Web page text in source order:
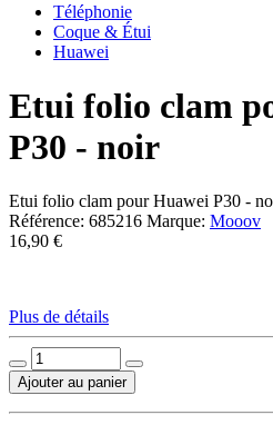
Téléphonie
Coque & Étui
Huawei
Etui folio clam
P30 - noir
Etui folio clam pour Huawei P30 -
Référence: 685216 Marque: Mooov
16,90 €
Plus de détails
Ajouter au panier